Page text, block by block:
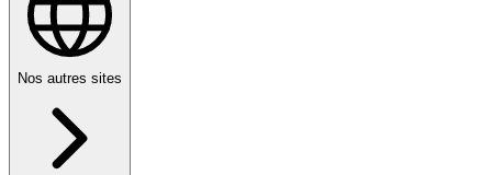
Nos autres sites